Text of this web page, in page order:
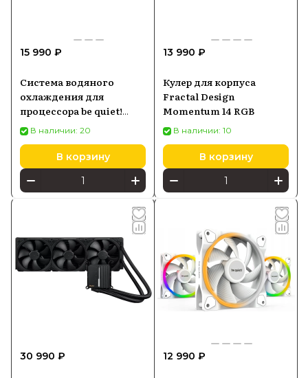
15 990 ₽
Система водяного
охлаждения для
процессора be quiet!
Pure Loop 2 FX 360mm
(BW015)
В наличии: 20
В корзину
13 990 ₽
Кулер для корпуса
Fractal Design
Momentum 14 RGB
В наличии: 10
В корзину
30 990 ₽ 12 990 ₽